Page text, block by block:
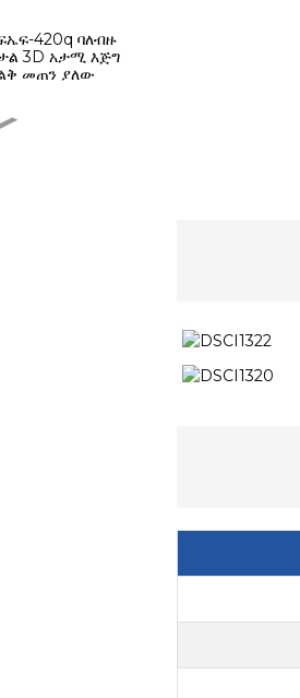
420q ባለብዙ
3D አታሚ እጅግ
መጠን ያለው